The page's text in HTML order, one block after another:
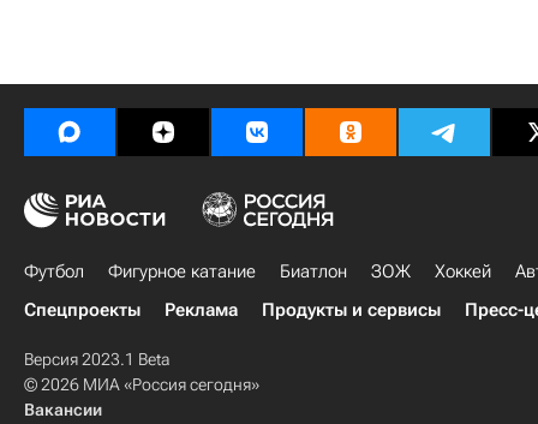
Футбол Фигурное катание Биатлон ЗОЖ Хоккей
Спецпроекты
Реклама Продукты и сервисы Пресс-
Версия 2023.1 Beta
© 2026 МИА «Россия сегодня»
Вакансии